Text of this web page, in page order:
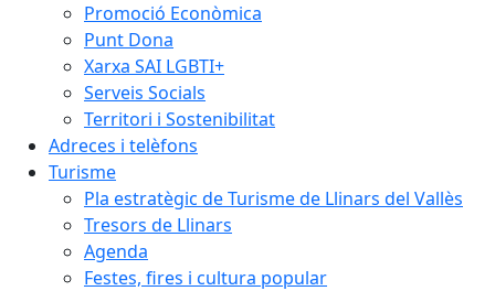
Promoció Econòmica
Punt Dona
Xarxa SAI LGBTI+
Serveis Socials
Territori i Sostenibilitat
Adreces i telèfons
Turisme
Pla estratègic de Turisme de Llinars del Vallès
Tresors de Llinars
Agenda
Festes, fires i cultura popular